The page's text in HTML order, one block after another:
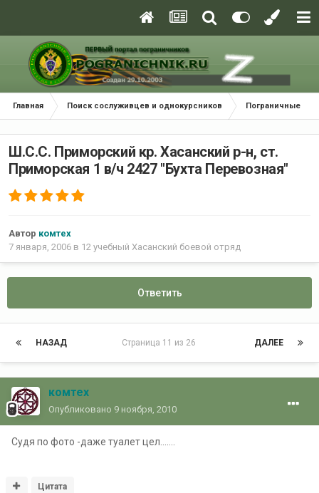
Главная Поиск сослуживцев и однокурсников Пограничные
Ш.С.С. Приморский кр. Хасанский р-н, ст.
Приморская 1 в/ч 2427 "Бухта Перевозная"
Автор комтех
7 января, 2006 в 12 учебный Хасанский боевой отряд
Ответить
НАЗАД ДАЛЕЕ
Страница 11 из 26
комтех
Опубликовано 9 ноября, 2010
Судя по фото -даже туалет цел.......
Цитата